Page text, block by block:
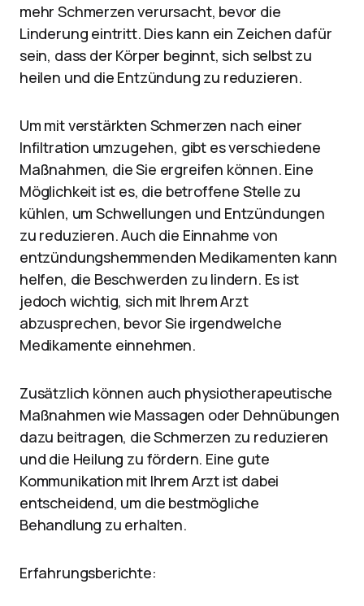
mehr Schmerzen verursacht, bevor die
Linderung eintritt. Dies kann ein Zeichen dafür
sein, dass der Körper beginnt, sich selbst zu
heilen und die Entzündung zu reduzieren.
Um mit verstärkten Schmerzen nach einer
Infiltration umzugehen, gibt es verschiedene
Maßnahmen, die Sie ergreifen können. Eine
Möglichkeit ist es, die betroffene Stelle zu
kühlen, um Schwellungen und Entzündungen
zu reduzieren. Auch die Einnahme von
entzündungshemmenden Medikamenten kann
helfen, die Beschwerden zu lindern. Es ist
jedoch wichtig, sich mit Ihrem Arzt
abzusprechen, bevor Sie irgendwelche
Medikamente einnehmen.
Zusätzlich können auch physiotherapeutische
Maßnahmen wie Massagen oder Dehnübungen
dazu beitragen, die Schmerzen zu reduzieren
und die Heilung zu fördern. Eine gute
Kommunikation mit Ihrem Arzt ist dabei
entscheidend, um die bestmögliche
Behandlung zu erhalten.
Erfahrungsberichte: